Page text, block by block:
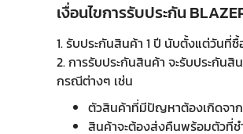
เงื่อนไขการรับประกัน
1. รับประกันสินค้า 1 ปี นับตั้งแต่วันที่
2. การรับประกันสินค้า จะรับประกัน
กรณีต่างๆ เช่น
ตัวสินค้าที่มีปัญหาต้องเกิดจาก
สินค้าจะต้องส่งคืนพร้อมตัวที่